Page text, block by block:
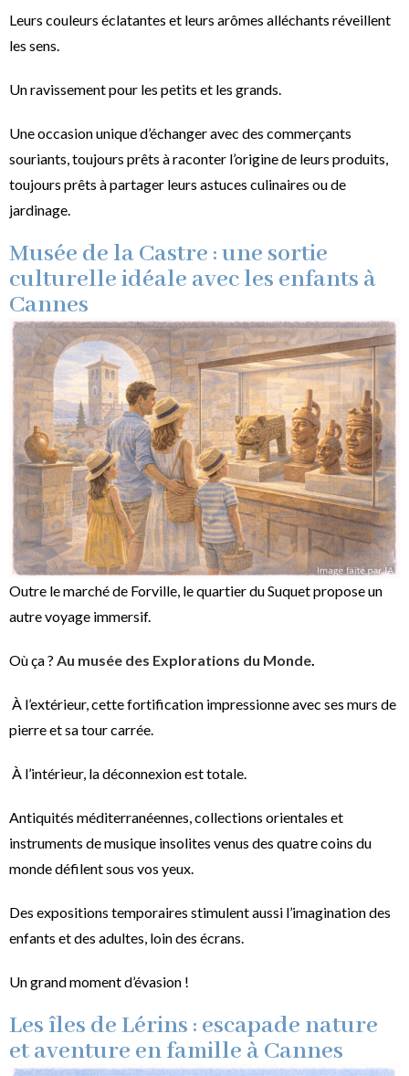
Leurs couleurs éclatantes et leurs arômes alléchants réveillent
les sens.
Un ravissement pour les petits et les grands.
Une occasion unique d’échanger avec des commerçants
souriants, toujours prêts à raconter l’origine de leurs produits,
toujours prêts à partager leurs astuces culinaires ou de
jardinage.
Musée de la Castre : une sortie
culturelle idéale avec les enfants à
Cannes
Outre le marché de Forville, le quartier du Suquet propose un
autre voyage immersif.
Où ça ? Au musée des Explorations du Monde.
À l’extérieur, cette fortification impressionne avec ses murs de
pierre et sa tour carrée.
À l’intérieur, la déconnexion est totale.
Antiquités méditerranéennes, collections orientales et
instruments de musique insolites venus des quatre coins du
monde défilent sous vos yeux.
Des expositions temporaires stimulent aussi l’imagination des
enfants et des adultes, loin des écrans.
Un grand moment d’évasion !
Les îles de Lérins : escapade nature
et aventure en famille à Cannes